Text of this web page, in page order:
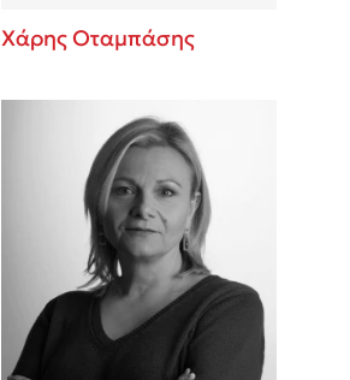
Χάρης Οταμπάσης